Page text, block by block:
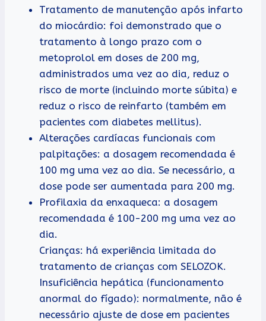
Tratamento de manutenção após infarto
do miocárdio: foi demonstrado que o
tratamento à longo prazo com o
metoprolol em doses de 200 mg,
administrados uma vez ao dia, reduz o
risco de morte (incluindo morte súbita) e
reduz o risco de reinfarto (também em
pacientes com diabetes mellitus).
Alterações cardíacas funcionais com
palpitações: a dosagem recomendada é
100 mg uma vez ao dia. Se necessário, a
dose pode ser aumentada para 200 mg.
Profilaxia da enxaqueca: a dosagem
recomendada é 100-200 mg uma vez ao
dia.
Crianças: há experiência limitada do
tratamento de crianças com SELOZOK.
Insuficiência hepática (funcionamento
anormal do fígado): normalmente, não é
necessário ajuste de dose em pacientes